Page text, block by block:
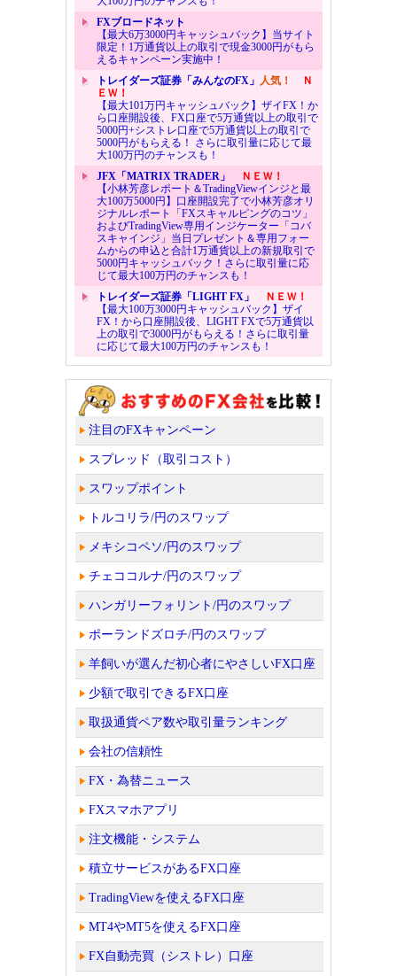
FXブロードネット
【最大6万3000円キャッシュバック】当サイト
限定！1万通貨以上の取引で現金3000円がもら
えるキャンペーン実施中！
トレイダーズ証券「みんなのFX」 人気！
Ｎ
ＥＷ！
【最大101万円キャッシュバック】ザイFX！か
ら口座開設後、FX口座で5万通貨以上の取引で
5000円+シストレ口座で5万通貨以上の取引で
5000円がもらえる！ さらに取引量に応じて最
大100万円のチャンスも！
JFX「MATRIX TRADER」
ＮＥＷ！
【小林芳彦レポート＆TradingViewインジと最
大100万5000円】口座開設完了で小林芳彦オリ
ジナルレポート「FXスキャルピングのコツ」
およびTradingView専用インジケーター「コバ
スキャインジ」当日プレゼント＆専用フォー
ムからの申込と合計1万通貨以上の新規取引で
5000円キャッシュバック！さらに取引量に応
じて最大100万円のチャンスも！
トレイダーズ証券「LIGHT FX」
ＮＥＷ！
【最大100万3000円キャッシュバック】ザイ
FX！から口座開設後、LIGHT FXで5万通貨以
上の取引で3000円がもらえる！さらに取引量
に応じて最大100万円のチャンスも！
注目のFXキャンペーン
スプレッド（取引コスト）
スワップポイント
トルコリラ/円のスワップ
メキシコペソ/円のスワップ
チェココルナ/円のスワップ
ハンガリーフォリント/円のスワップ
ポーランドズロチ/円のスワップ
羊飼いが選んだ初心者にやさしいFX口座
少額で取引できるFX口座
取扱通貨ペア数や取引量ランキング
会社の信頼性
FX・為替ニュース
FXスマホアプリ
注文機能・システム
積立サービスがあるFX口座
TradingViewを使えるFX口座
MT4やMT5を使えるFX口座
FX自動売買（シストレ）口座